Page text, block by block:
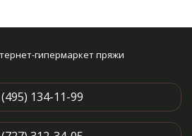
гипермаркет пряжи
134-11-99